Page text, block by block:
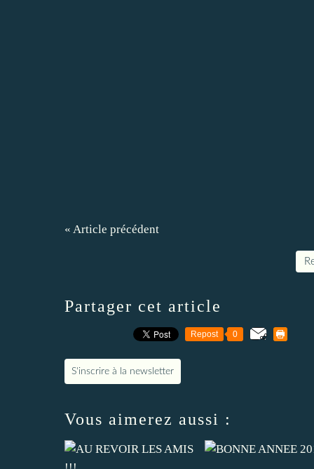
« Article précédent
Partager cet article
Repost 0
S'inscrire à la newsletter
Vous aimerez aussi :